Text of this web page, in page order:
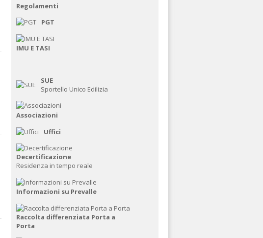
Regolamenti
PGT
IMU E TASI
SUE
Sportello Unico Edilizia
Associazioni
Uffici
Decertificazione
Residenza in tempo reale
Informazioni su Prevalle
Raccolta differenziata Porta a
Porta